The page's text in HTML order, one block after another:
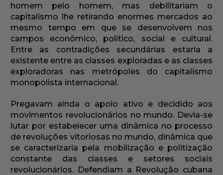
homem pelo homem, mas debilitariam o
capitalismo lhe retirando enormes mercados ao
mesmo tempo em que se desenvolvem nos
campos econômico, político, social e cultural.
Entre as contradições secundárias estaria a
existente entre as classes exploradas e as classes
exploradoras nas metrópoles do capitalismo
monopolista internacional.
Pregavam ainda o apoio ativo e decidido aos
movimentos revolucionários no mundo. Devia-se
lutar por estabelecer uma dinâmica no processo
de revoluções vitoriosas no mundo, dinâmica que
se caracterizaria pela mobilização e politização
constante das classes e setores sociais
revolucionários. Defendiam a Revolução cubana